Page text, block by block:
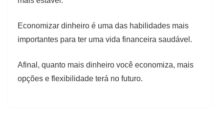
Economizar dinheiro é uma das habilidades mais
importantes para ter uma vida financeira saudável.
Afinal, quanto mais dinheiro você economiza, mais
opções e flexibilidade terá no futuro.